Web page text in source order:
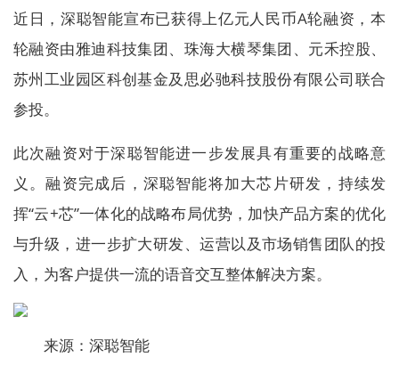
近日，深聪智能宣布已获得上亿元人民币A轮融资，本
轮融资由雅迪科技集团、珠海大横琴集团、元禾控股、
苏州工业园区科创基金及思必驰科技股份有限公司联合
参投。
此次融资对于深聪智能进一步发展具有重要的战略意
义。融资完成后，深聪智能将加大芯片研发，持续发
挥“云+芯”一体化的战略布局优势，加快产品方案的优化
与升级，进一步扩大研发、运营以及市场销售团队的投
入，为客户提供一流的语音交互整体解决方案。
来源：深聪智能